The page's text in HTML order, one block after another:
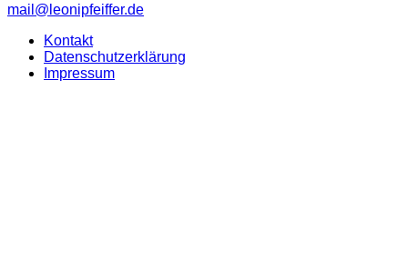
mail@leonipfeiffer.de
Kontakt
Datenschutzerklärung
Impressum